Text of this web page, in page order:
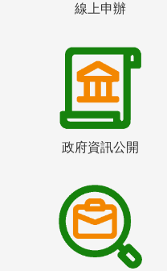
線上申辦
政府資訊公開